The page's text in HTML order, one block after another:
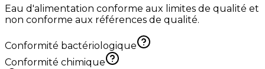
Eau d'alimentation conforme aux limites de qualité et
non conforme aux références de qualité.
Conformité bactériologique
Conformité chimique